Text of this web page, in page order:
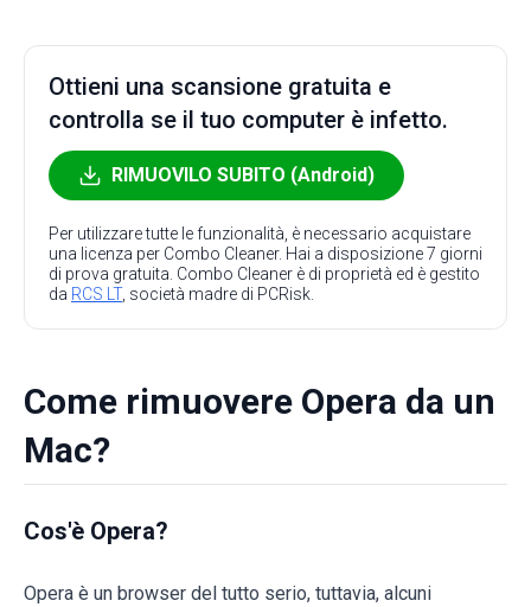
Ottieni una scansione gratuita e
controlla se il tuo computer è infetto.
RIMUOVILO SUBITO (Android)
Per utilizzare tutte le funzionalità, è necessario acquistare
una licenza per Combo Cleaner. Hai a disposizione 7 giorni
di prova gratuita. Combo Cleaner è di proprietà ed è gestito
da RCS LT, società madre di PCRisk.
Come rimuovere Opera da un
Mac?
Cos'è Opera?
Opera è un browser del tutto serio, tuttavia, alcuni